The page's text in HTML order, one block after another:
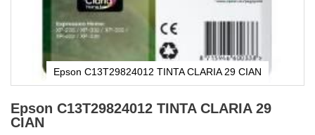
Epson C13T29824012 TINTA CLARIA 29 CIAN
al
comienzo
Epson C13T29824012 TINTA CLARIA 29
CIAN